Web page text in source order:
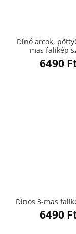
Dínó arcok,
mas falikép
6490
Dínós 3-mas
6490